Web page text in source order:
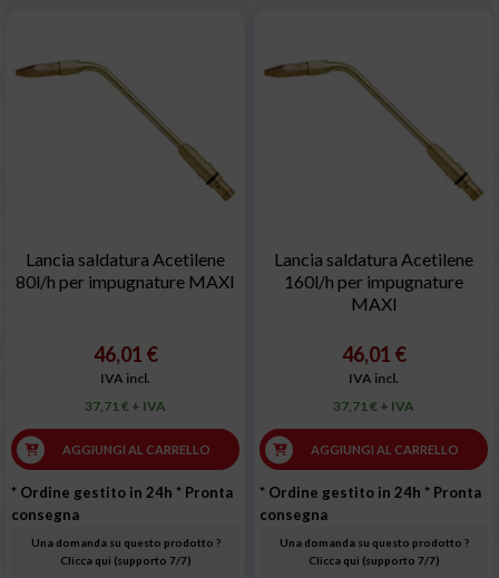
Lancia saldatura Acetilene
80l/h per impugnature MAXI
46,01 €
IVA incl.
37,71 € + IVA
AGGIUNGI AL CARRELLO
* Ordine gestito in 24h * Pronta
consegna
Una domanda su questo prodotto ?
Clicca qui (supporto 7/7)
Lancia saldatura Acetilene
160l/h per impugnature
MAXI
46,01 €
IVA incl.
37,71 € + IVA
AGGIUNGI AL CARRELLO
* Ordine gestito in 24h * Pronta
consegna
Una domanda su questo prodotto ?
Clicca qui (supporto 7/7)